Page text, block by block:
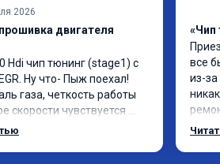
2026
двигателя
Hdi чип тюнинг (stage1) с
Ну что- Пыж поехал!
газа, четкость работы
скорости чувствуется
мощности. Ребята
«Чип
все
из-